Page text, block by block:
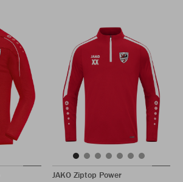
JAKO Ziptop Power